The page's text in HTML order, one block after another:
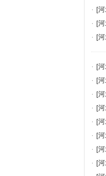
· [
· [
· [
· [
· [
· [
· [
· [
· [
· [
· [